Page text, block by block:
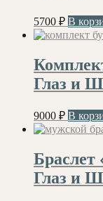
5700 ₽ В
Глаз и
9000 ₽ В
Браслет
Глаз и